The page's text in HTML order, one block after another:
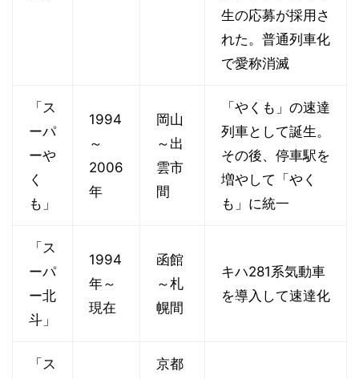
生の応募が採用さ
れた。普通列車化
で愛称消滅
「ス
ーパ
ーや
く
も」
1994
～
2006
年
岡山
～出
雲市
間
「やくも」の速達
列車として誕生。
その後、停車駅を
増やして「やく
も」に統一
「ス
ーパ
ー北
斗」
1994
年～
現在
函館
～札
幌間
キハ281系気動車
を導入して速達化
「ス
京都